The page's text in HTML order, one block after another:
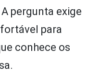
pergunta exige
para
conhece os